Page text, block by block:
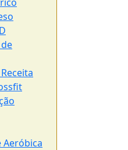
Aeróbica